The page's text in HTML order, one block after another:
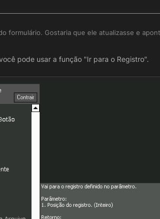
formulário. Gostaria que ele atualizasse e
pode usar a função "Ir para o Registro".